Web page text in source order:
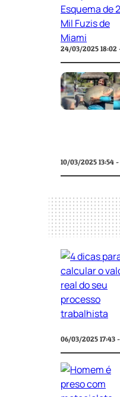
24/03/2025 18:02
10/03/2025 13:54 -
06/03/2025 17:43